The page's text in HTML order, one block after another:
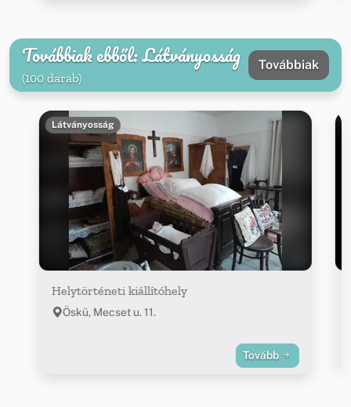
Továbbiak ebből: Látványosság
(100 darab)
Továbbiak
Látványosság
Helytörténeti kiállítóhely
Öskü, Mecset u. 11.
Tovább